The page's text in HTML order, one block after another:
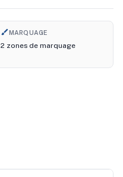
brushMARQUAGE
2 zones de marquage